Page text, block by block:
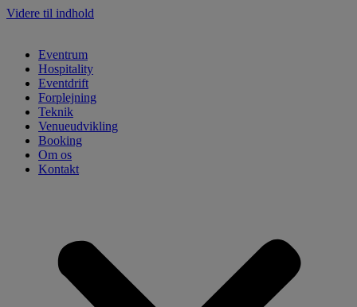
Videre til indhold
Eventrum
Hospitality
Eventdrift
Forplejning
Teknik
Venueudvikling
Booking
Om os
Kontakt